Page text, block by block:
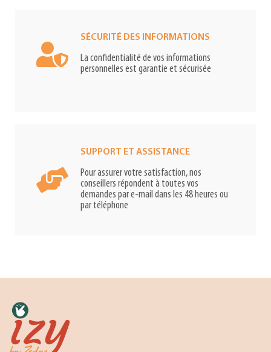
SÉCURITÉ DES INFORMATIONS
La confidentialité de vos informations
personnelles est garantie et sécurisée
SUPPORT ET ASSISTANCE
Pour assurer votre satisfaction, nos
conseillers répondent à toutes vos
demandes par e-mail dans les 48 heures ou
par téléphone